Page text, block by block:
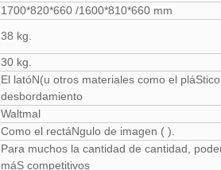
1700*820*660 /1600*810*660 mm
38 kg.
30 kg.
El latóN(u otros materiales como el
desbordamiento
Waltmal
Como el rectáNgulo de imagen ( ).
Para muchos la cantidad de cantidad,
máS competitivos